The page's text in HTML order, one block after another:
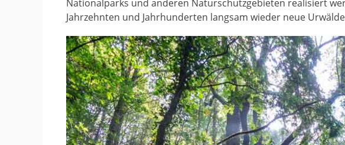
Nationalparks und anderen Naturschutzgebieten realisiert
Jahrzehnten und Jahrhunderten langsam wieder neue